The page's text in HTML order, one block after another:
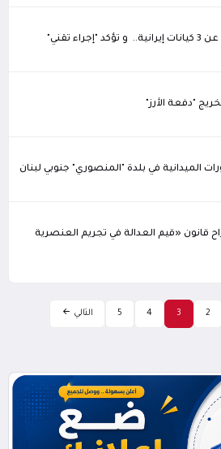
تقني"
الميدانية في بلدة "المنصوري" جنوبي لبنان
قانون «قيم العدالة في تجريم العنصرية
2
3
4
5 التالي